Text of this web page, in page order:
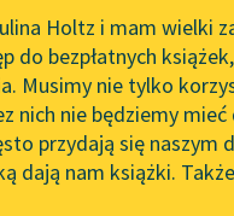
redakcyjne
literatury
Spotkanie
w Oslo
102. lata
Conrad
Holtz i mam wielki
do bezpłatnych
Musimy nie tylko
nich nie będziemy
przydają się naszym
dają nam książki.
Prus✖ Powieść✖